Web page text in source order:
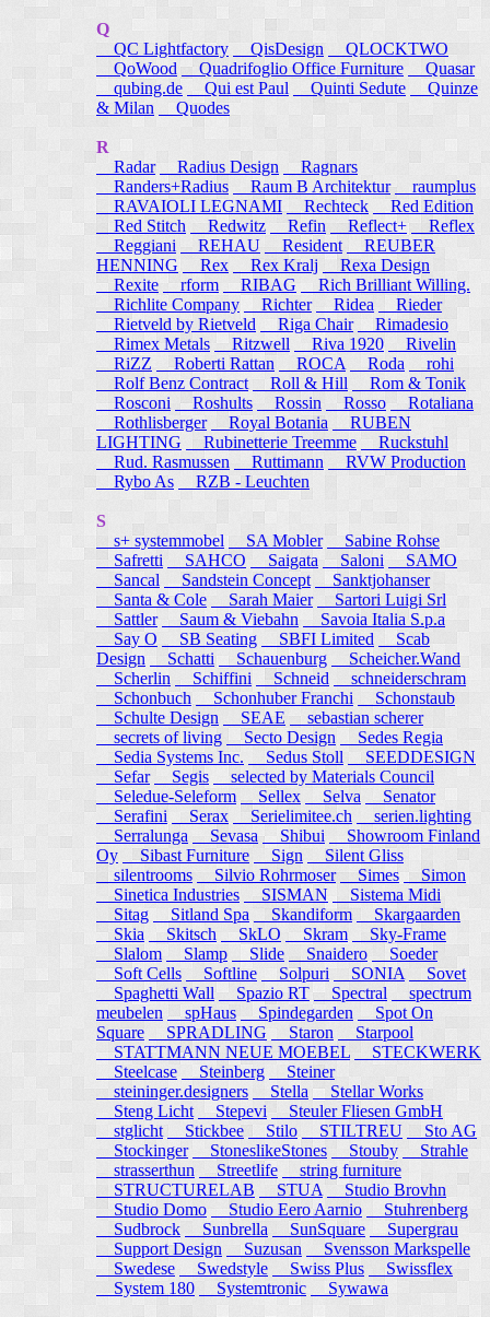
Q
QC Lightfactory
QisDesign
QLOCKTWO
QoWood Quadrifoglio Office Furniture
Quasar
qubing.de
Qui est Paul Quinti Sedute
Quinze
& Milan
Quodes
R
Radar
Radius Design
Ragnars
Randers+Radius
Raum B Architektur raumplus
RAVAIOLI LEGNAMI
Rechteck
Red Edition
Red Stitch
Redwitz Refin Reflect+
Reflex
Reggiani
REHAU Resident
REUBER
HENNING
Rex Rex Kralj
Rexa Design
Rexite
rform RIBAG
Rich Brilliant Willing.
Richlite Company
Richter Ridea
Rieder
Rietveld by Rietveld
Riga Chair
Rimadesio
Rimex Metals
Ritzwell Riva 1920
Rivelin
RiZZ
Roberti Rattan ROCA Roda
rohi
Rolf Benz Contract
Roll & Hill
Rom & Tonik
Rosconi Roshults Rossin Rosso
Rotaliana
Rothlisberger
Royal Botania
RUBEN
LIGHTING
Rubinetterie Treemme
Ruckstuhl
Rud. Rasmussen
Ruttimann
RVW Production
Rybo As
RZB - Leuchten
S
s+ systemmobel
SA Mobler
Sabine Rohse
Safretti
SAHCO Saigata Saloni
SAMO
Sancal
Sandstein Concept
Sanktjohanser
Santa & Cole
Sarah Maier
Sartori Luigi Srl
Sattler
Saum & Viebahn
Savoia Italia S.p.a
Say O
SB Seating SBFI Limited
Scab
Design
Schatti Schauenburg
Scheicher.Wand
Scherlin
Schiffini Schneid
schneiderschram
Schonbuch
Schonhuber Franchi
Schonstaub
Schulte Design
SEAE
sebastian scherer
secrets of living
Secto Design
Sedes Regia
Sedia Systems Inc.
Sedus Stoll
SEEDDESIGN
Sefar
Segis
selected by Materials Council
Seledue-Seleform
Sellex Selva
Senator
Serafini
Serax Serielimitee.ch
serien.lighting
Serralunga
Sevasa Shibui
Showroom Finland
Oy
Sibast Furniture Sign
Silent Gliss
silentrooms
Silvio Rohrmoser Simes Simon
Sinetica Industries
SISMAN
Sistema Midi
Sitag
Sitland Spa Skandiform
Skargaarden
Skia
Skitsch SkLO Skram
Sky-Frame
Slalom
Slamp Slide Snaidero
Soeder
Soft Cells
Softline Solpuri SONIA
Sovet
Spaghetti Wall
Spazio RT Spectral
spectrum
meubelen
spHaus Spindegarden
Spot On
Square
SPRADLING Staron
Starpool
STATTMANN NEUE MOEBEL
STECKWERK
Steelcase
Steinberg
Steiner
steininger.designers
Stella Stellar Works
Steng Licht
Stepevi
Steuler Fliesen GmbH
stglicht
Stickbee Stilo STILTREU
Sto AG
Stockinger
StoneslikeStones Stouby
Strahle
strasserthun
Streetlife
string furniture
STRUCTURELAB
STUA
Studio Brovhn
Studio Domo
Studio Eero Aarnio
Stuhrenberg
Sudbrock
Sunbrella SunSquare
Supergrau
Support Design
Suzusan
Svensson Markspelle
Swedese
Swedstyle Swiss Plus
Swissflex
System 180
Systemtronic Sywawa